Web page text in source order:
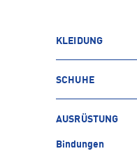
KLEIDUNG
SCHUHE
AUSRÜSTUNG
Bindungen